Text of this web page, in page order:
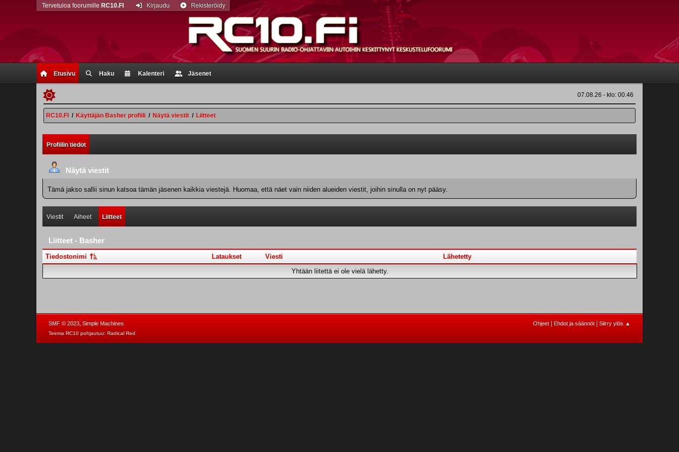
Etusivu Haku Kalenteri Jäsenet
Tervetuloa foorumille RC10.FI Kirjaudu Rekisteröidy
07.08.26 - klo: 00.46
RC10.FI / Käyttäjän Basher profiili / Näytä viestit / Liitteet
Profiilin tiedot
Näytä viestit
Tämä jakso sallii sinun katsoa tämän jäsenen kaikkia viestejä. Huomaa, että näet vain niiden alueiden viestit, joihin sinulla on nyt pääsy.
Viestit Aiheet Liitteet
Liitteet - Basher
Tiedostonimi Lataukset Viesti
Lähetetty
Yhtään liitettä ei ole vielä lähetty.
Ohjeet Ehdot ja säännöt Siirry ylös ▲
SMF © 2023, Simple Machines
Teema RC10 pohjautuu: Radical Red